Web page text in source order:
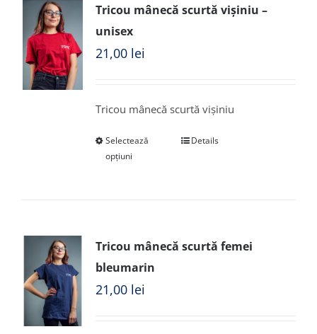
Tricou mânecă scurtă vișiniu –
unisex
21,00 lei
Tricou mânecă scurtă vișiniu
Selectează
opțiuni
Details
Tricou mânecă scurtă femei
bleumarin
21,00 lei